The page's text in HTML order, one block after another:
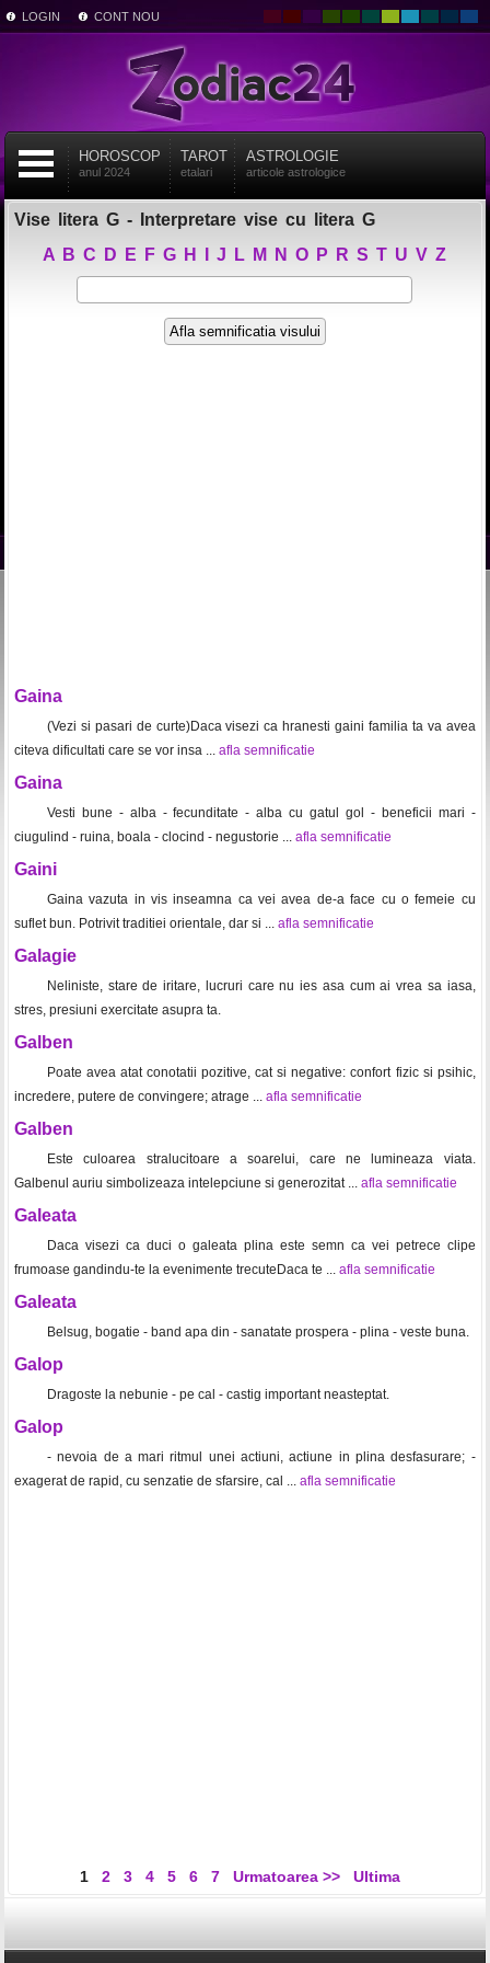
LOGIN CONT NOU
HOROSCOP
anul 2024
TAROT
etalari
ASTROLOGIE
articole astrologice
Vise litera G - Interpretare vise cu litera G
A B C D E F G H J L M N O P R S T U V Z
Gaina
(Vezi si pasari de curte)Daca visezi ca hranesti gaini familia ta va avea
citeva dificultati care se vor insa ... afla semnificatie
Gaina
Vesti bune - alba - fecunditate - alba cu gatul gol - beneficii mari -
ciugulind - ruina, boala - clocind - negustorie ... afla semnificatie
Gaini
Gaina vazuta in vis inseamna ca vei avea de-a face cu o femeie cu
suflet bun. Potrivit traditiei orientale, dar si ... afla semnificatie
Galagie
Neliniste, stare de iritare, lucruri care nu ies asa cum ai vrea sa iasa,
stres, presiuni exercitate asupra ta.
Galben
Poate avea atat conotatii pozitive, cat si negative: confort fizic si psihic,
incredere, putere de convingere; atrage ... afla semnificatie
Galben
Este culoarea stralucitoare a soarelui, care ne lumineaza viata.
Galbenul auriu simbolizeaza intelepciune si generozitat ... afla semnificatie
Galeata
Daca visezi ca duci o galeata plina este semn ca vei petrece clipe
frumoase gandindu-te la evenimente trecuteDaca te ... afla semnificatie
Galeata
Belsug, bogatie - band apa din - sanatate prospera - plina - veste buna.
Galop
Dragoste la nebunie - pe cal - castig important neasteptat.
Galop
- nevoia de a mari ritmul unei actiuni, actiune in plina desfasurare; -
exagerat de rapid, cu senzatie de sfarsire, cal ... afla semnificatie
1 2 3 4 5 6 7 Urmatoarea >> Ultima